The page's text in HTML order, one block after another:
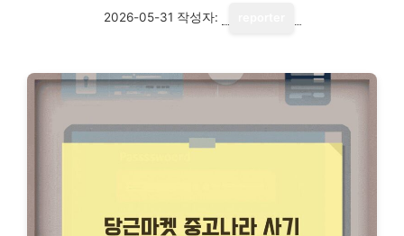
2026-05-31 작성자: